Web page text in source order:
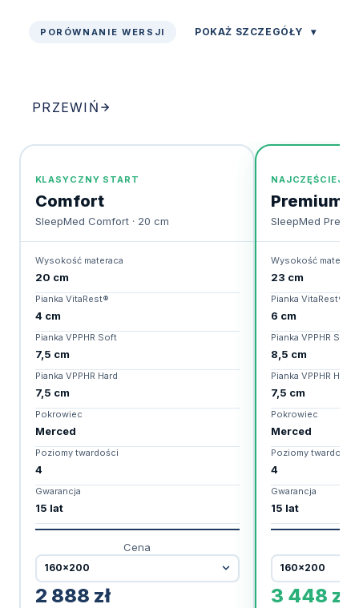
PORÓWNANIE WERSJI POKAŻ SZCZEGÓŁY ▾
PRZEWIŃ
KLASYCZNY START
Comfort
SleepMed Comfort · 20 cm
Wysokość materaca
20 cm
Pianka VitaRest®
4 cm
Pianka VPPHR Soft
7,5 cm
Pianka VPPHR Hard
7,5 cm
Pokrowiec
Merced
Poziomy twardości
4
Gwarancja
15 lat
Cena
2 888 zł
NAJCZĘŚCIEJ
Premium
SleepMed
Wysokość materaca
23 cm
Pianka VitaRest®
6 cm
Pianka VPPHR Soft
8,5 cm
Pianka VPPHR Hard
7,5 cm
Pokrowiec
Merced
Poziomy twardości
4
Gwarancja
15 lat
3 448 zł